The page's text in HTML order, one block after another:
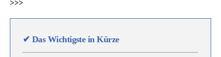
>>>
✔ Das Wichtigste in Kürze